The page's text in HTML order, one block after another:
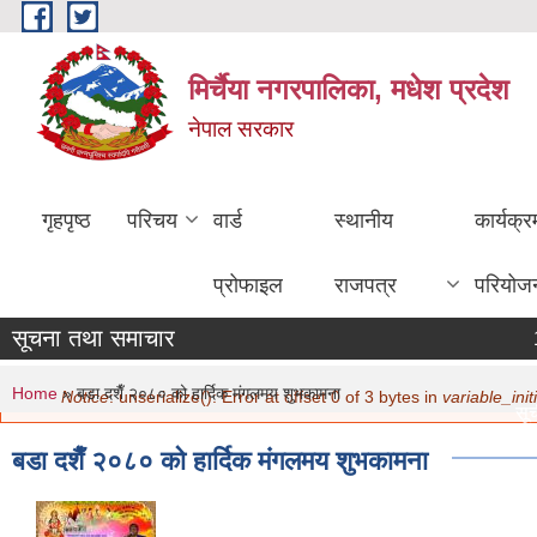
Skip to main content
मिर्चैया नगरपालिका, मधेश प्रदेश
नेपाल सरकार
गृहपृष्ठ परिचय वार्ड
प्रोफाइल
स्थानीय
राजपत्र
सूचना तथा समाचार
Error message
Notice: unserialize(): Error at offset 0 of 3 bytes in
You are here
Home » बडा दशैँ २०८० को हार्दिक मंगलमय शुभकामना
बडा दशैँ २०८० को हार्दिक मंगलमय शुभकामना